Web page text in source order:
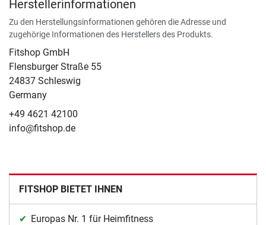
Herstellerinformationen
Zu den Herstellungsinformationen gehören die Adresse und
zugehörige Informationen des Herstellers des Produkts.
Fitshop GmbH
Flensburger Straße 55
24837 Schleswig
Germany
+49 4621 42100
info@fitshop.de
FITSHOP BIETET IHNEN
Europas Nr. 1 für Heimfitness